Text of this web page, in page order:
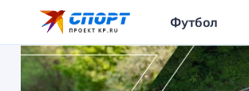
Футбол